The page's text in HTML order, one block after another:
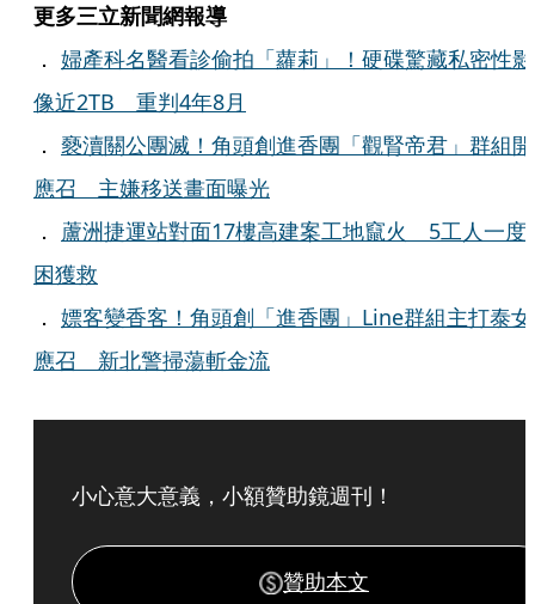
更多三立新聞網報導
． 婦產科名醫看診偷拍「蘿莉」！硬碟驚藏私密性影
像近2TB 重判4年8月
． 褻瀆關公團滅！角頭創進香團「觀腎帝君」群組開
應召 主嫌移送畫面曝光
． 蘆洲捷運站對面17樓高建案工地竄火 5工人一度
困獲救
． 嫖客變香客！角頭創「進香團」Line群組主打泰女
應召 新北警掃蕩斬金流
小心意大意義，小額贊助鏡週刊！
贊助本文